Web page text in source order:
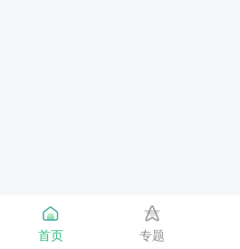
首页 专题